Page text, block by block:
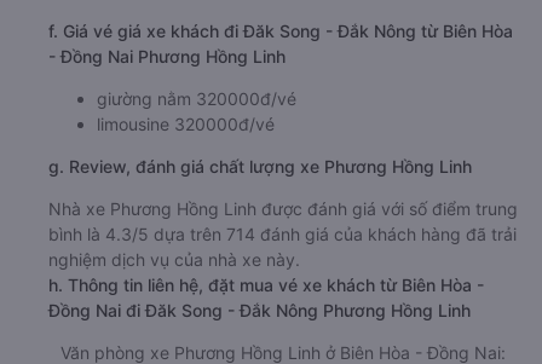
f. Giá vé giá xe khách đi Đăk Song - Đắk Nông từ Biên Hòa
- Đồng Nai Phương Hồng Linh
giường nằm 320000đ/vé
limousine 320000đ/vé
g. Review, đánh giá chất lượng xe Phương Hồng Linh
Nhà xe Phương Hồng Linh được đánh giá với số điểm trung
bình là 4.3/5 dựa trên 714 đánh giá của khách hàng đã trải
nghiệm dịch vụ của nhà xe này.
h. Thông tin liên hệ, đặt mua vé xe khách từ Biên Hòa -
Đồng Nai đi Đăk Song - Đắk Nông Phương Hồng Linh
Văn phòng xe Phương Hồng Linh ở Biên Hòa - Đồng Nai: